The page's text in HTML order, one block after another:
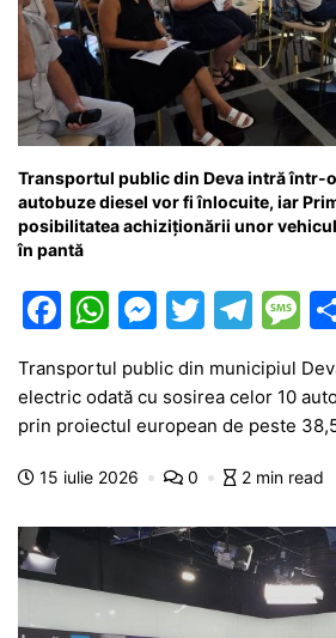
Transportul public din Deva intră într-
autobuze diesel vor fi înlocuite, iar
posibilitatea achiziționării unor
în pantă
F
c
e
b
o
k
W
at
s
A
p
M
e
s
s
e
n
g
er
T
itt
er
T
el
e
gr
a
M
s
s
a
g
e
Transportul public din municipiul
electric odată cu sosirea celor 10
prin proiectul european de peste
15 iulie 2026 0 2 min read